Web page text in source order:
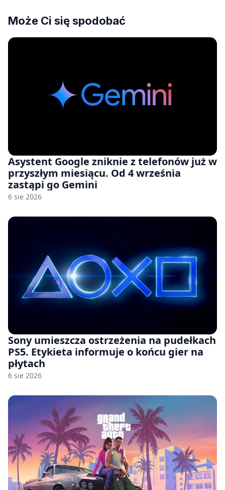
Może Ci się spodobać
Asystent Google zniknie z telefonów już w
przyszłym miesiącu. Od 4 września
zastąpi go Gemini
6 sie 2026
Sony umieszcza ostrzeżenia na pudełkach
PS5. Etykieta informuje o końcu gier na
płytach
6 sie 2026